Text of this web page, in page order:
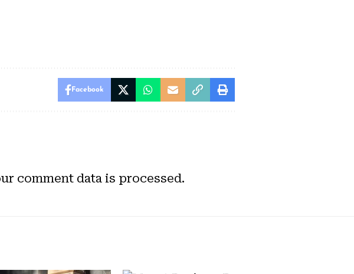
Facebook
comment data is processed.